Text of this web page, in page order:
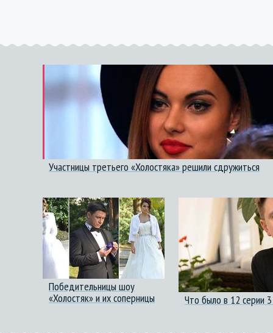
Участницы третьего «Холостяка» решили сдружиться
Победительницы шоу
«Холостяк» и их соперницы
Что было в 12 серии